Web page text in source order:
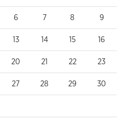
6 7 8 9
13 14 15 16
20 21 22 23
27 28 29 30